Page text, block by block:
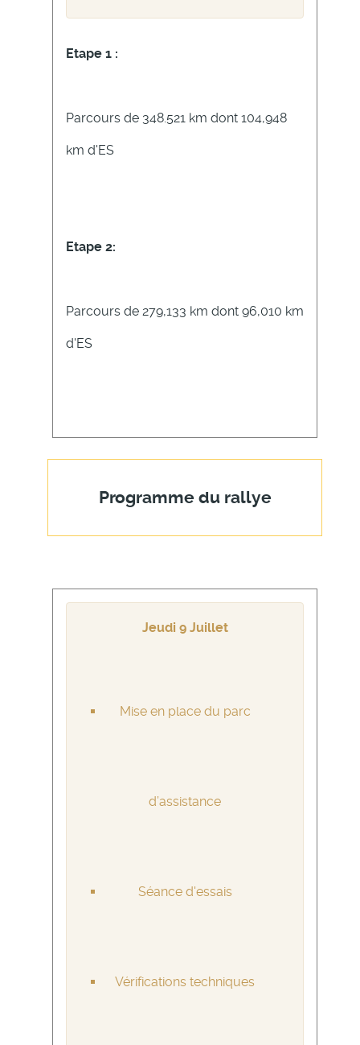
Etape 1 :
Parcours de 348.521 km dont 104,948
km d'ES
Etape 2:
Parcours de 279,133 km dont 96,010 km
d'ES
Programme du rallye
Jeudi 9 Juillet
Mise en place du parc
d’assistance
Séance d'essais
Vérifications techniques